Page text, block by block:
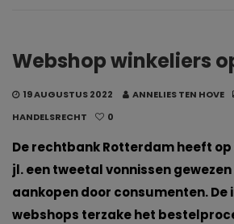
Webshop winkeliers
19 AUGUSTUS 2022 ANNELIES TEN HOVE
HANDELSRECHT
0
De rechtbank Rotterdam heeft
jl. een tweetal vonnissen
aankopen door consumenten. De
webshops terzake het